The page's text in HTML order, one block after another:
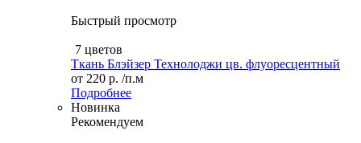
Быстрый просмотр
7 цветов
Ткань Блэйзер Технолоджи цв. флуоресцентный
от 220 р. /п.м
Подробнее
Новинка
Рекомендуем